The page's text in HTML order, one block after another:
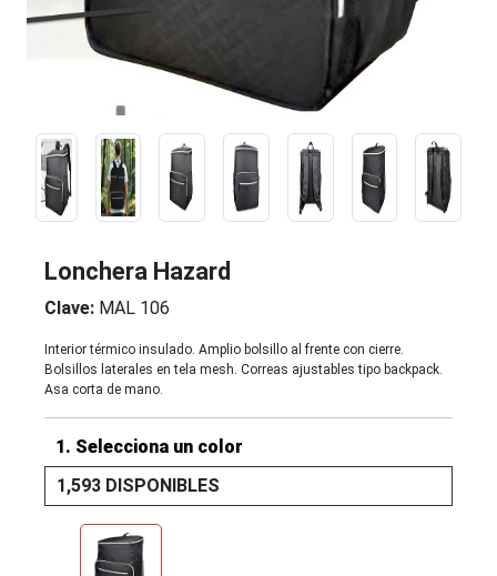
Lonchera Hazard
Clave: MAL 106
Interior térmico insulado. Amplio bolsillo al frente con cierre.
Bolsillos laterales en tela mesh. Correas ajustables tipo backpack.
Asa corta de mano.
1. Selecciona un color
1,593 DISPONIBLES